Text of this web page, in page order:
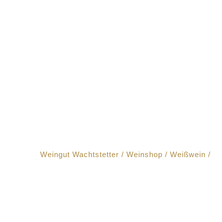
Weingut Wachtstetter / Weinshop / Weißwein /